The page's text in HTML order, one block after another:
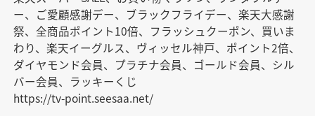
ー、ご愛顧感謝デー、ブラックフライデー、楽天大感謝
祭、全商品ポイント10倍、フラッシュクーポン、買いま
わり、楽天イーグルス、ヴィッセル神戸、ポイント2倍、
ダイヤモンド会員、プラチナ会員、ゴールド会員、シル
バー会員、ラッキーくじ
https://tv-point.seesaa.net/